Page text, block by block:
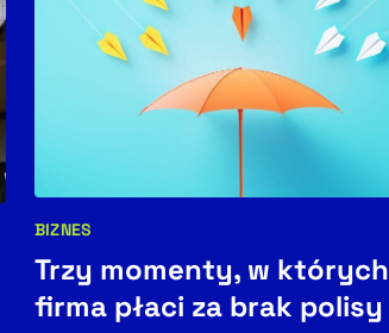
Kategorie artykułu:
BIZNES
Trzy momenty, w których
firma płaci za brak polisy